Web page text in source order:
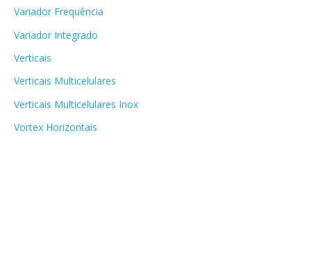
Variador Frequência
Variador Integrado
Verticais
Verticais Multicelulares
Verticais Multicelulares Inox
Vortex Horizontais